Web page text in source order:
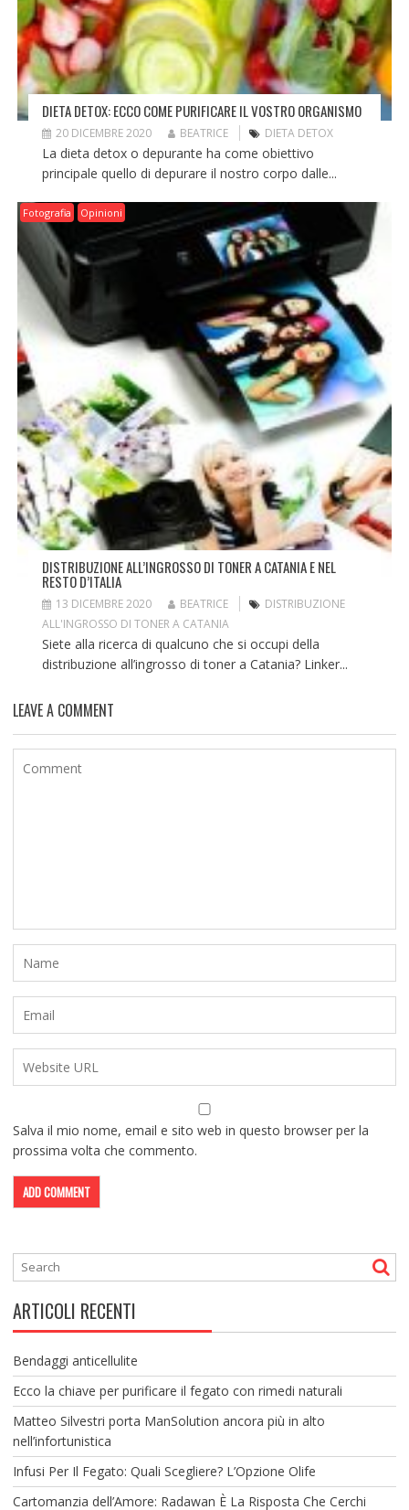
DIETA DETOX: ECCO COME PURIFICARE IL VOSTRO ORGANISMO
20 DICEMBRE 2020 BEATRICE DIETA DETOX
La dieta detox o depurante ha come obiettivo
principale quello di depurare il nostro corpo dalle...
Fotografia Opinioni
DISTRIBUZIONE ALL’INGROSSO DI TONER A CATANIA E NEL
RESTO D’ITALIA
13 DICEMBRE 2020 BEATRICE
DISTRIBUZIONE
ALL'INGROSSO DI TONER A CATANIA
Siete alla ricerca di qualcuno che si occupi della
distribuzione all’ingrosso di toner a Catania? Linker...
LEAVE A COMMENT
Salva il mio nome, email e sito web in questo browser per la
prossima volta che commento.
ARTICOLI RECENTI
Bendaggi anticellulite
Ecco la chiave per purificare il fegato con rimedi naturali
Matteo Silvestri porta ManSolution ancora più in alto
nell’infortunistica
Infusi Per Il Fegato: Quali Scegliere? L’Opzione Olife
Cartomanzia dell’Amore: Radawan È La Risposta Che Cerchi